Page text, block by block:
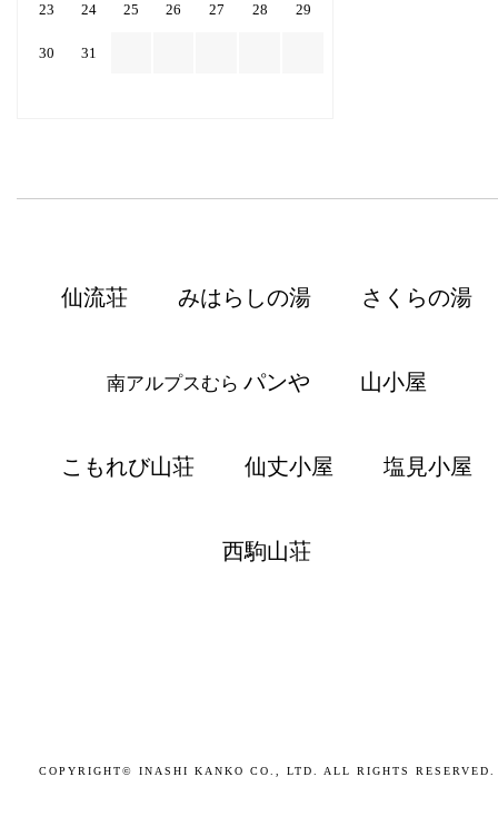
23 24 25 26 27 28 29
30 31
仙流荘 みはらしの湯 さくらの湯
南アルプスむら パンや 山小屋
こもれび山荘 仙丈小屋 塩見小屋
西駒山荘
COPYRIGHT© INASHI KANKO CO., LTD. ALL RIGHTS RESERVED.